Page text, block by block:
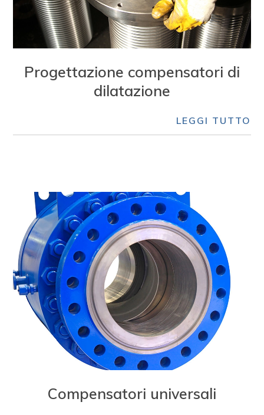
Progettazione compensatori di
dilatazione
LEGGI TUTTO
Compensatori universali